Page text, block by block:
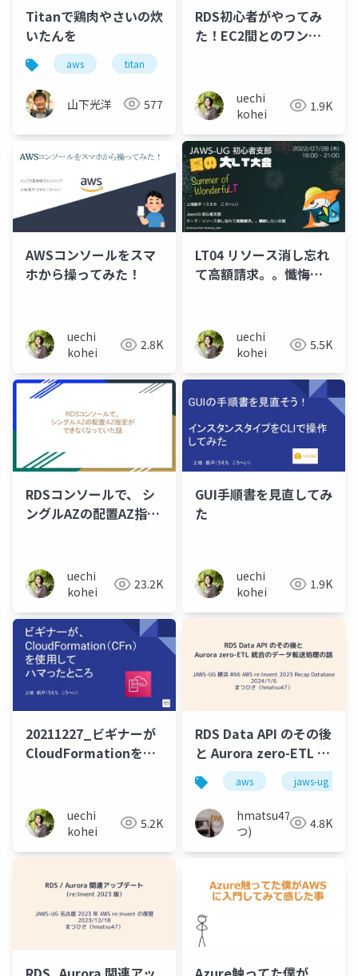
Titanで鶏肉やさいの炊
いたんを
aws titan
山下光洋 577
RDS初心者がやってみ
た！EC2間とのワンク
uechi
kohei
1.9K
AWSコンソールをスマ
ホから操ってみた！
uechi
kohei
2.8K
LT04 リソース消し忘れ
て高額請求。。懺悔し
uechi
kohei
5.5K
RDSコンソールで、 シ
ングルAZの配置AZ指定
uechi
kohei
23.2K
GUI手順書を見直してみ
た
uechi
kohei
1.9K
20211227_ビギナーが
CloudFormationを使
uechi
kohei
5.2K
RDS Data API のその後
と Aurora zero-ETL 統
合のデータ転送処理の
話
aws jaws-ug
hmatsu47(ま
つ)
4.8K